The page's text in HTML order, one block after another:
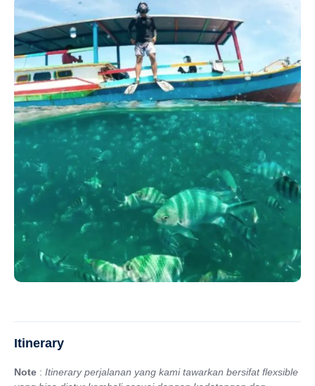
Itinerary
Note : Itinerary perjalanan yang kami tawarkan bersifat flexsible